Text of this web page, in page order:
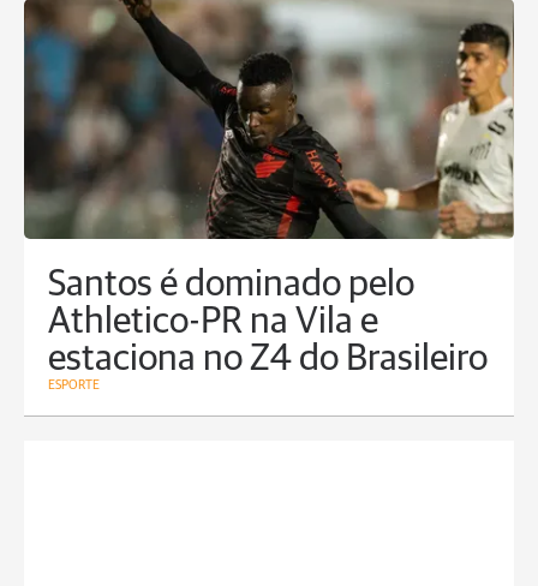
Santos é dominado pelo
Athletico-PR na Vila e
estaciona no Z4 do Brasileiro
ESPORTE